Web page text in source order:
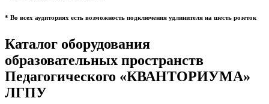
* Во всех аудиториях есть возможность подключения удлинителя на шесть розеток
Каталог оборудования
образовательных пространств
Педагогического «КВАНТОРИУМА»
ЛГПУ